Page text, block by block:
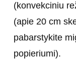
(konvekciniu
(apie 20 cm
pabarstykite
popieriumi).